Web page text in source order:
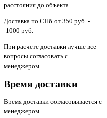
расстояния до объекта.
Доставка по СПб от 350 руб. -
-1000 руб.
При расчете доставки лучше все
вопросы согласовать с
менеджером.
Время доставки
Время доставки согласовывается с
менеджером.